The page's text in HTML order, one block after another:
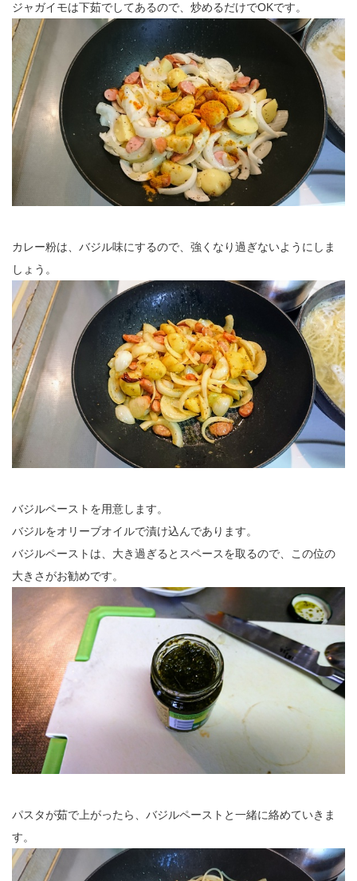
ジャガイモは下茹でしてあるので、炒めるだけでOKです。
カレー粉は、バジル味にするので、強くなり過ぎないようにしま
しょう。
バジルペーストを用意します。
バジルをオリーブオイルで漬け込んであります。
バジルペーストは、大き過ぎるとスペースを取るので、この位の
大きさがお勧めです。
パスタが茹で上がったら、バジルペーストと一緒に絡めていきま
す。